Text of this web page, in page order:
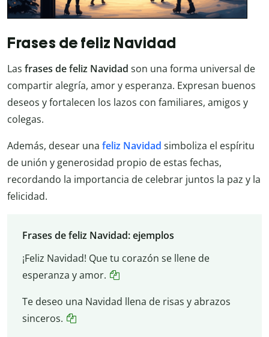
Frases de feliz Navidad
Las frases de feliz Navidad son una forma universal de
compartir alegría, amor y esperanza. Expresan buenos
deseos y fortalecen los lazos con familiares, amigos y
colegas.
Además, desear una feliz Navidad simboliza el espíritu
de unión y generosidad propio de estas fechas,
recordando la importancia de celebrar juntos la paz y la
felicidad.
Frases de feliz Navidad: ejemplos
¡Feliz Navidad! Que tu corazón se llene de
esperanza y amor.
Te deseo una Navidad llena de risas y abrazos
sinceros.